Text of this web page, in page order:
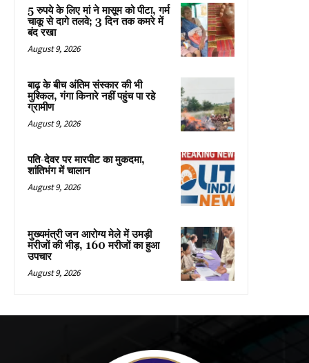
5 रुपये के लिए मां ने मासूम को पीटा, गर्म
चाकू से दागे तलवे; 3 दिन तक कमरे में
बंद रखा
August 9, 2026
बाढ़ के बीच अंतिम संस्कार की भी
मुश्किल, गंगा किनारे नहीं पहुंच पा रहे
ग्रामीण
August 9, 2026
पति-देवर पर मारपीट का मुकदमा,
शांतिभंग में चालान
August 9, 2026
मुख्यमंत्री जन आरोग्य मेले में उमड़ी
मरीजों की भीड़, 160 मरीजों का हुआ
उपचार
August 9, 2026